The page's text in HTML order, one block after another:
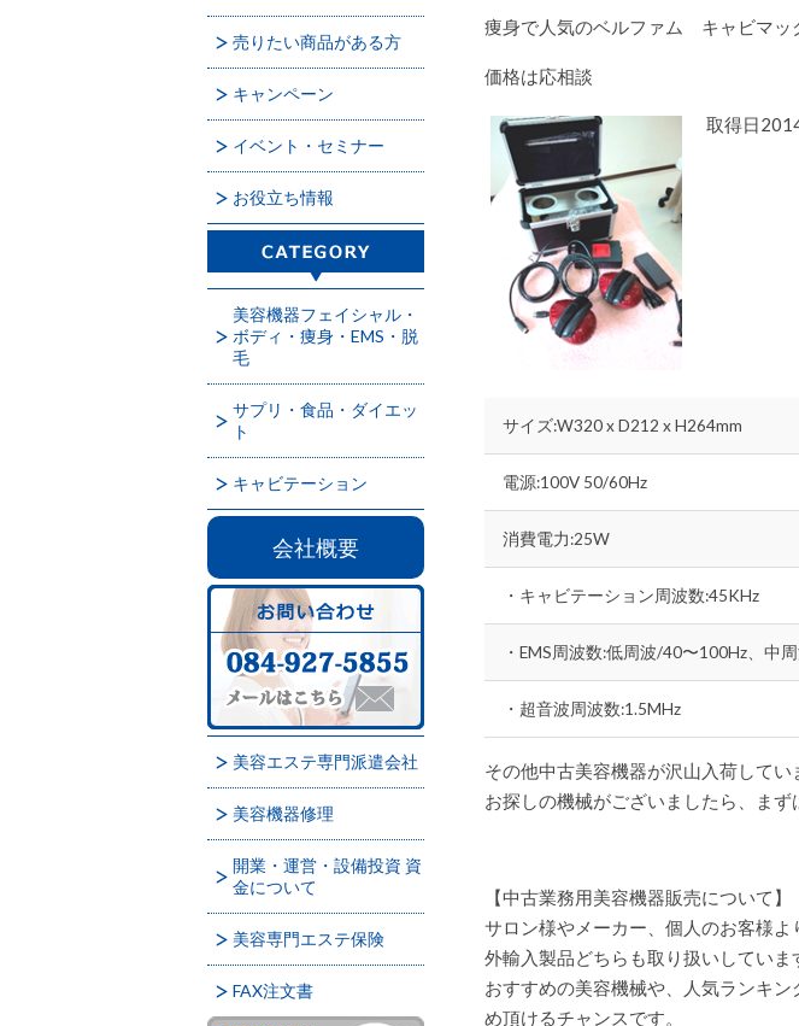
痩身で人気のベルファム キャビマッ
価格は応相談
取得日
サイズ:W320 x D212 x H264mm
電源:100V 50/60Hz
消費電力:25W
・キャビテーション周波数:45KHz
・EMS周波数:低周波/40〜100Hz、中
・超音波周波数:1.5MHz
その他中古美容機器が沢山入荷してい
お探しの機械がございましたら、まず
【中古業務用美容機器販売について】
サロン様やメーカー、個人のお客様
外輸入製品どちらも取り扱いしていま
おすすめの美容機械や、人気ランキ
め頂けるチャンスです。
売りたい商品がある方
キャンペーン
イベント・セミナー
お役立ち情報
美容機器フェイシャル・
ボディ・痩身・EMS・脱
毛
サプリ・食品・ダイエッ
ト
キャビテーション
会社概要
美容エステ専門派遣会社
美容機器修理
開業・運営・設備投資 資
金について
美容専門エステ保険
FAX注文書